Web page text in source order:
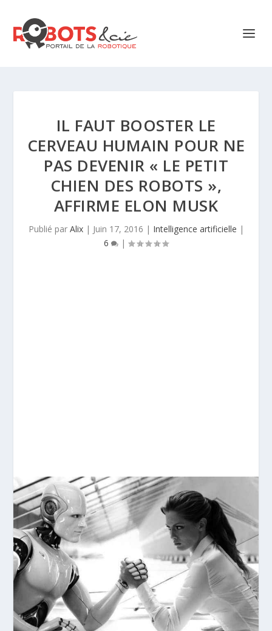
IL FAUT BOOSTER LE
CERVEAU HUMAIN POUR NE
PAS DEVENIR « LE PETIT
CHIEN DES ROBOTS »,
AFFIRME ELON MUSK
Publié par Alix| Juin 17, 2016 | Intelligence artificielle |
6
|